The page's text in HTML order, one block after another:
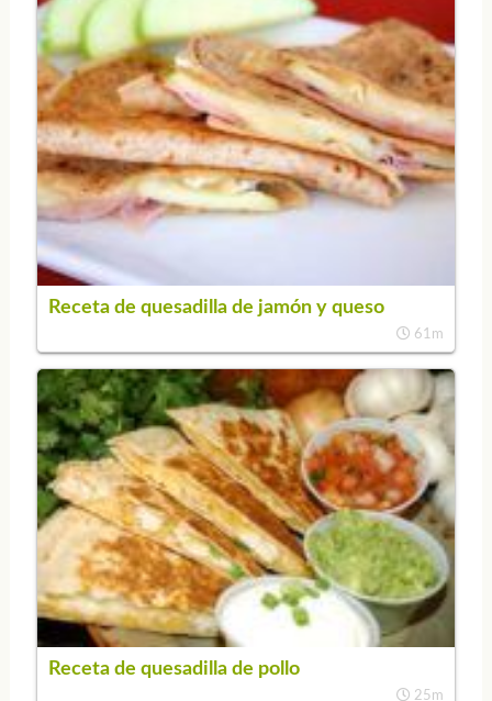
Receta de quesadilla de jamón y queso
61m
Receta de quesadilla de pollo
25m